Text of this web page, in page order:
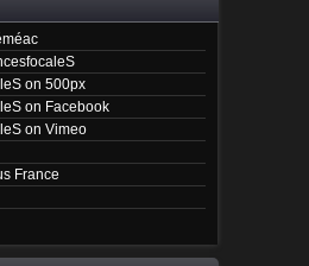
on 500px
on Facebook
on Vimeo
France